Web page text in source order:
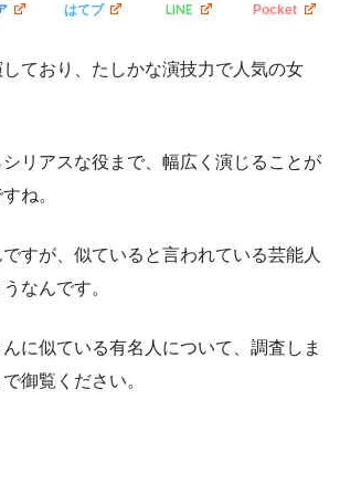
はてブ LINE Pocket
ており、たしかな演技力で人気の女
リアスな役まで、幅広く演じることが
ね。
すが、似ていると言われている芸能人
なんです。
に似ている有名人について、調査しま
御覧ください。